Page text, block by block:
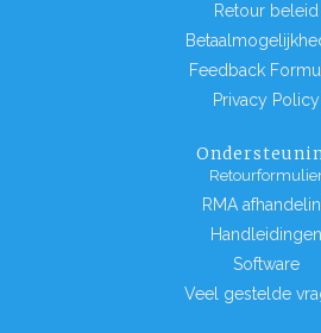
Retour beleid
Feedback
Privacy Policy
RMA
Handleidingen
Software
Veel gestelde